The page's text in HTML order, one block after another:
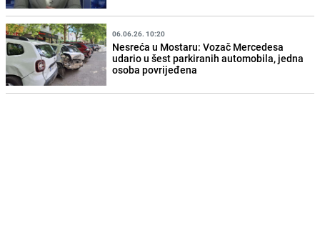
06.06.26. 10:20
Nesreća u Mostaru: Vozač Mercedesa
udario u šest parkiranih automobila, jedna
osoba povrijeđena